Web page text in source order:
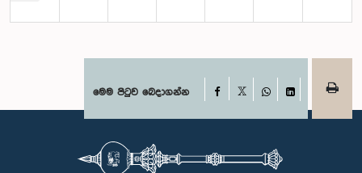
මෙම පිටුව බෙදාගන්න Facebook